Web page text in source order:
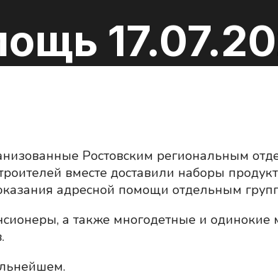
Ростовским региональным
вместе доставили наборы
адресной помощи отдельным
а также многодетные и одинокие